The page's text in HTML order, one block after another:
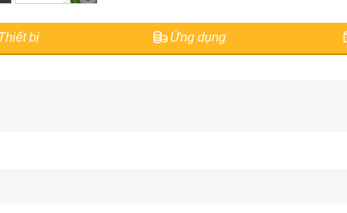
bị Ứng dụng